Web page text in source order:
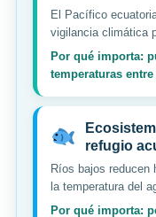
El Pacífico
vigilancia climática
Por qué importa:
temperaturas
refugio
Ríos bajos reducen
la temperatura del
Por qué importa: